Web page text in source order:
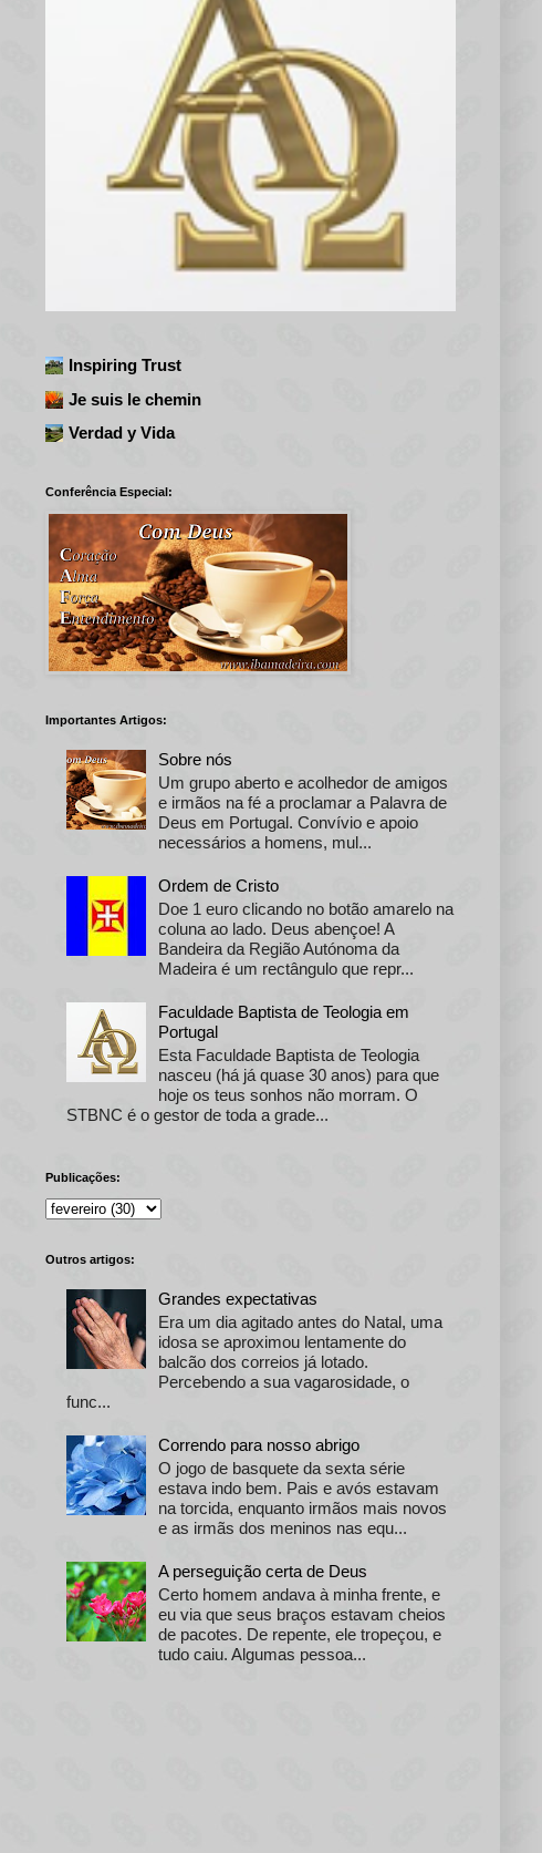
Inspiring Trust
Je suis le chemin
Verdad y Vida
Conferência Especial:
Importantes Artigos:
Sobre nós
Um grupo aberto e acolhedor de amigos
e irmãos na fé a proclamar a Palavra de
Deus em Portugal. Convívio e apoio
necessários a homens, mul...
Ordem de Cristo
Doe 1 euro clicando no botão amarelo na
coluna ao lado. Deus abençoe! A
Bandeira da Região Autónoma da
Madeira é um rectângulo que repr...
Faculdade Baptista de Teologia em
Portugal
Esta Faculdade Baptista de Teologia
nasceu (há já quase 30 anos) para que
hoje os teus sonhos não morram. O
STBNC é o gestor de toda a grade...
Publicações:
Outros artigos:
Grandes expectativas
Era um dia agitado antes do Natal, uma
idosa se aproximou lentamente do
balcão dos correios já lotado.
Percebendo a sua vagarosidade, o
func...
Correndo para nosso abrigo
O jogo de basquete da sexta série
estava indo bem. Pais e avós estavam
na torcida, enquanto irmãos mais novos
e as irmãs dos meninos nas equ...
A perseguição certa de Deus
Certo homem andava à minha frente, e
eu via que seus braços estavam cheios
de pacotes. De repente, ele tropeçou, e
tudo caiu. Algumas pessoa...